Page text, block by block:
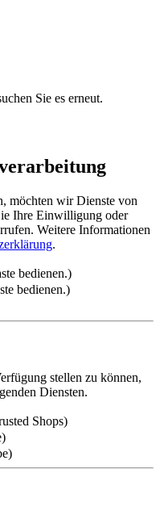
Sie es erneut.
möchten wir Dienste von
Ihre Einwilligung oder
Weitere Informationen
.
bedienen.)
bedienen.)
stellen zu können,
Diensten.
Shops)